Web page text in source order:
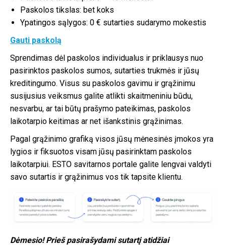
Paskolos tikslas: bet koks
Ypatingos sąlygos: 0 € sutarties sudarymo mokestis
Gauti paskolą
Sprendimas dėl paskolos individualus ir priklausys nuo
pasirinktos paskolos sumos, sutarties trukmės ir jūsų
kreditingumo. Visus su paskolos gavimu ir grąžinimu
susijusius veiksmus galite atlikti skaitmeniniu būdu,
nesvarbu, ar tai būtų prašymo pateikimas, paskolos
laikotarpio keitimas ar net išankstinis grąžinimas.
Pagal grąžinimo grafiką visos jūsų mėnesinės įmokos yra
lygios ir fiksuotos visam jūsų pasirinktam paskolos
laikotarpiui. ESTO savitarnos portale galite lengvai valdyti
savo sutartis ir grąžinimus vos tik tapsite klientu.
Dėmesio! Prieš pasirašydami sutartį atidžiai